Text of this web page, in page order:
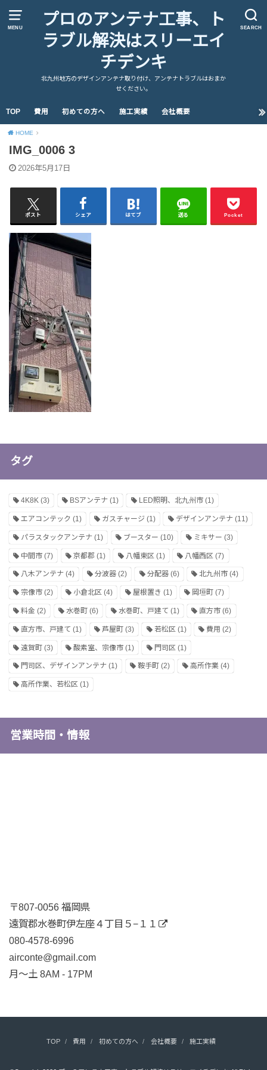
MENU SEARCH
プロのアンテナ工事、ト
ラブル解決はスリーエイ
チデンキ
北九州地方のデザインアンテナ取り付け、アンテナトラブルはおまか
せください。
TOP 費用 初めての方へ 施工実績 会社概要
HOME
IMG_0006 3
2026年5月17日
ポスト シェア はてブ 送る Pocket
タグ
4K8K (3) BSアンテナ(1) LED照明、北九州市(1)
エアコンテック (1) ガスチャージ (1) デザインアンテナ(11)
パラスタックアンテナ (1) ブースター (10) ミキサー (3)
中間市 (7) 京都郡 (1) 八幡東区 (1) 八幡西区 (7)
八木アンテナ (4) 分波器(2) 分配器(6) 北九州市 (4)
宗像市 (2) 小倉北区(4) 屋根置き (1) 岡垣町 (7)
料金 (2) 水巻町(6) 水巻町、戸建て (1) 直方市 (6)
直方市、戸建て (1) 芦屋町(3) 若松区 (1) 費用 (2)
遠賀町 (3) 酸素室、宗像市(1) 門司区 (1)
門司区、デザインアンテナ (1) 鞍手町(2) 高所作業(4)
高所作業、若松区 (1)
営業時間・情報
〒807-0056 福岡県
遠賀郡水巻町伊左座４丁目５−１１
080-4578-6996
airconte@gmail.com
月〜土 8AM - 17PM
TOP 費用 初めての方へ 会社概要 施工実績